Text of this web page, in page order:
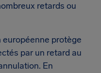
retards ou
protège
par un retard au
En